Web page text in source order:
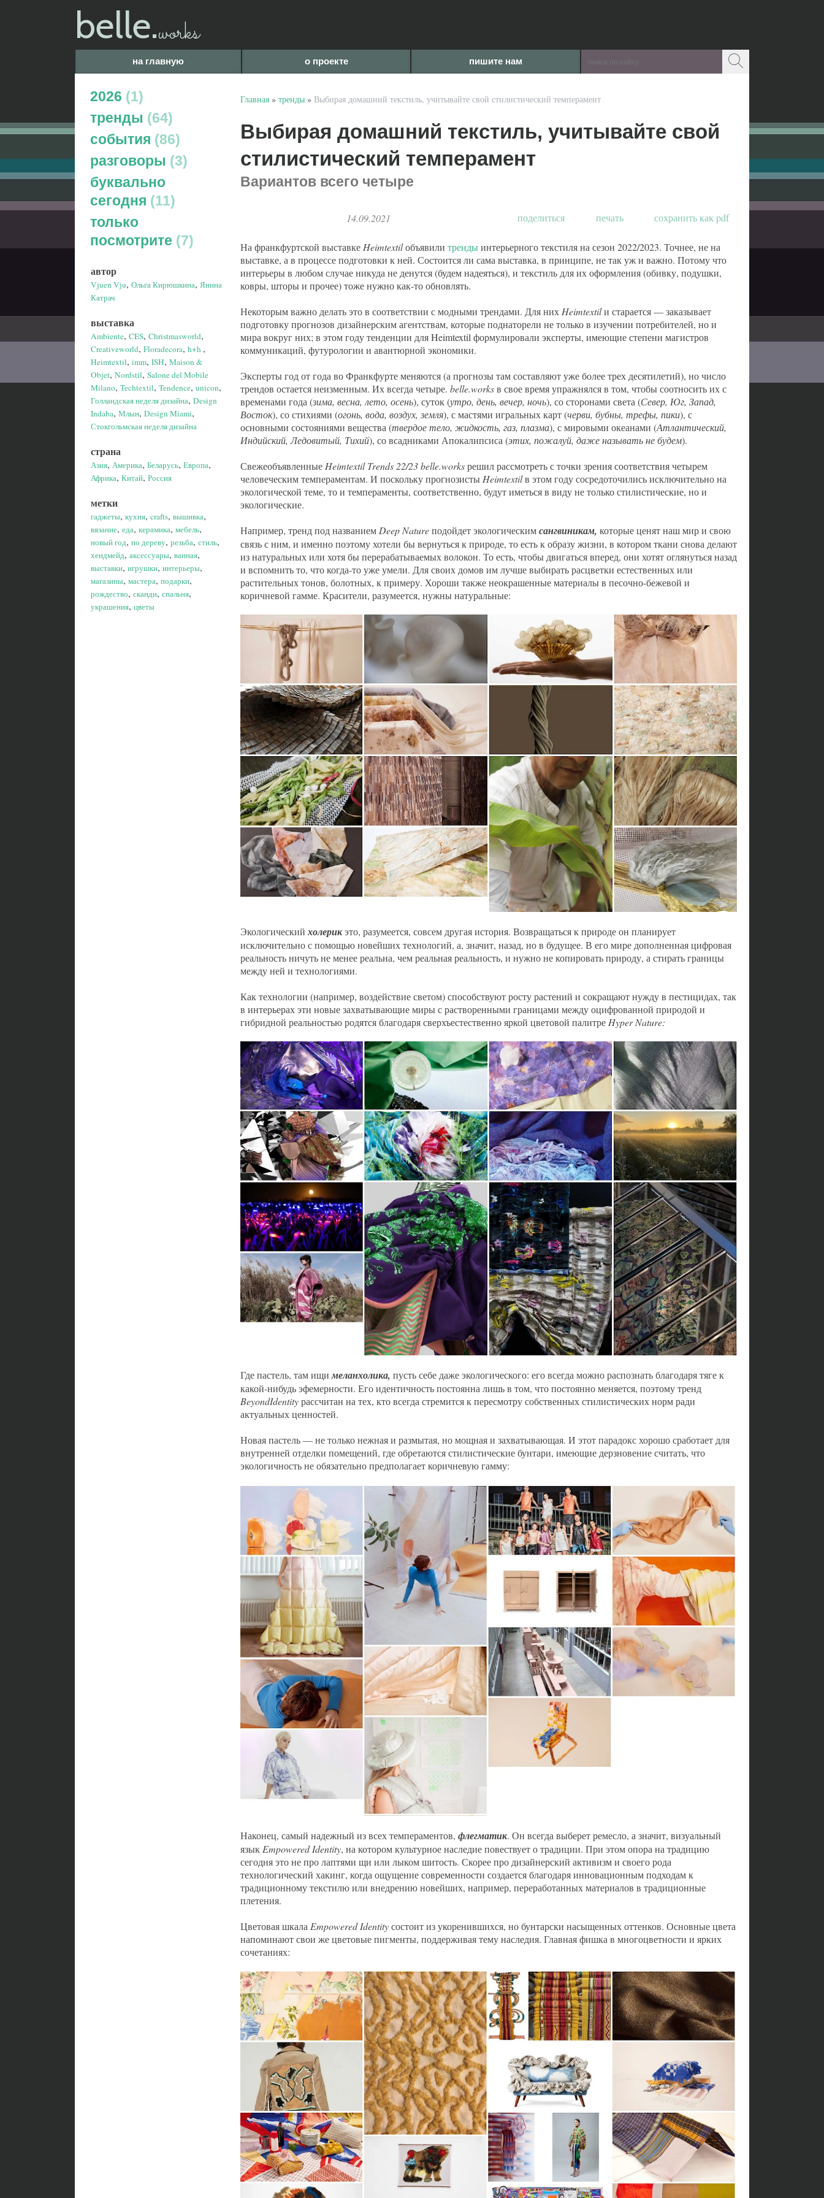
belle.works
на главную о проекте пишите нам
2026
1
тренды
64
события
86
разговоры
3
буквально
сегодня
11
только
посмотрите
7
автор
Vjuen Vju, Ольга Кирюшкина, Янина
Катрач
выставка
Ambiente, CES, Christmasworld,
Creativeworld, Floradecora, h+h ,
Heimtextil, imm, ISH, Maison &
Objet, Nordstil, Salone del Mobile
Milano, Techtextil, Tendence, unicon,
Голландская неделя дизайна, Design
Indaba, Млын, Design Miami,
Стокгольмская неделя дизайна
страна
Азия, Америка, Беларусь, Европа,
Африка, Китай, Россия
метки
гаджеты, кухня, crafts, вышивка,
вязание, еда, керамика, мебель,
новый год, по дереву, резьба, стиль,
хендмейд, аксессуары, ванная,
выставки, игрушки, интерьеры,
магазины, мастера, подарки,
рождество, сканди, спальня,
украшения, цветы
Главная » тренды » Выбирая домашний текстиль, учитывайте свой стилистический темперамент
Выбирая домашний текстиль, учитывайте свой
стилистический темперамент
Вариантов всего четыре
14.09.2021 поделиться печать сохранить как pdf
На франкфуртской выставкеHeimtextilобъявили трендыинтерьерного текстиля на сезон 2022/2023. Точнее, не на
выставке, а в процессе подготовки к ней. Состоится ли сама выставка, в принципе, не так уж и важно. Потому что
интерьеры в любом случае никуда не денутся (будем надеяться), и текстиль для их оформления (обивку, подушки,
ковры, шторы и прочее) тоже нужно как-то обновлять.
Некоторым важно делать это в соответствии с модными трендами. Для нихHeimtextilи старается — заказывает
подготовку прогнозов дизайнерским агентствам, которые поднаторели не только в изучении потребителей, но и
мира вокруг них; в этом году тенденции для Heimtextil формулировали эксперты, имеющие степени магистров
коммуникаций, футурологии и авантюрной экономики.
Эксперты год от года во Франкфурте меняются (а прогнозы там составляют уже более трех десятилетий), но число
трендов остается неизменным. Их всегда четыре. belle.worksв свое время упражнялся в том, чтобы соотносить их с
временами года (зима, весна, лето, осень), суток (утро, день, вечер, ночь), со сторонами света (Север, Юг, Запад,
Восток), со стихиями (огонь, вода, воздух, земля), с мастями игральных карт (черви, бубны, трефы, пики), с
основными состояниями вещества (твердое тело, жидкость, газ, плазма), с мировыми океанами (Атлантический,
Индийский, Ледовитый, Тихий), со всадниками Апокалипсиса (этих, пожалуй, даже называть не будем).
СвежеобъявленныеHeimtextilTrends 22/23belle.worksрешил рассмотреть с точки зрения соответствия четырем
человеческим темпераментам. И поскольку прогнозистыHeimtextilв этом году сосредоточились исключительно на
экологической теме, то и темпераменты, соответственно, будут иметься в виду не только стилистические, но и
экологические.
Например, тренд под названиемDeepNatureподойдет экологическимсангвиникам, которые ценят наш мир и свою
связь с ним, и именно поэтому хотели бы вернуться к природе, то есть к образу жизни, в котором ткани снова делают
из натуральных или хотя бы перерабатываемых волокон. То есть, чтобы двигаться вперед, они хотят оглянуться назад
и вспомнить то, что когда-то уже умели. Для своих домов им лучше выбирать расцветки естественных или
растительных тонов, болотных, к примеру. Хороши также неокрашенные материалы в песочно-бежевой и
коричневой гамме. Красители, разумеется, нужны натуральные:
Экологический холерикэто, разумеется, совсем другая история. Возвращаться к природе он планирует
исключительно с помощью новейших технологий, а, значит, назад, но в будущее. В его мире дополненная цифровая
реальность ничуть не менее реальна, чем реальная реальность, и нужно не копировать природу, а стирать границы
между ней и технологиями.
Как технологии (например, воздействие светом) способствуют росту растений и сокращают нужду в пестицидах, так
в интерьерах эти новые захватывающие миры с растворенными границами между оцифрованной природой и
гибридной реальностью родятся благодаря сверхъестественно яркой цветовой палитреHyper Nature:
Где пастель, там ищимеланхолика, пусть себе даже экологического: его всегда можно распознать благодаря тяге к
какой-нибудь эфемерности. Его идентичность постоянна лишь в том, что постоянно меняется, поэтому тренд
BeyondIdentityрассчитан на тех, кто всегда стремится к пересмотру собственных стилистических норм ради
актуальных ценностей.
Новая пастель — не только нежная и размытая, но мощная и захватывающая. И этот парадокс хорошо сработает для
внутренней отделки помещений, где обретаются стилистические бунтари, имеющие дерзновение считать, что
экологичность не обязательно предполагает коричневую гамму:
Наконец, самый надежный из всех темпераментов, флегматик. Он всегда выберет ремесло, а значит, визуальный
язык EmpoweredIdentity, на котором культурное наследие повествует о традиции. При этом опора на традицию
сегодня это не про лаптями щи или лыком шитость. Скорее про дизайнерский активизм и своего рода
технологический хакинг, когда ощущение современности создается благодаря инновационным подходам к
традиционному текстилю или внедрению новейших, например, переработанных материалов в традиционные
плетения.
Цветовая шкала Empowered Identityсостоит из укоренившихся, но бунтарски насыщенных оттенков. Основные цвета
напоминают свои же цветовые пигменты, поддерживая тему наследия. Главная фишка в многоцветности и ярких
сочетаниях: